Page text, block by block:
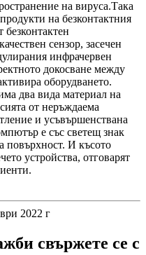
на вируса.Така
на безконтактния
сензор, засечен
инфрачервен
докосване между
оборудването.
два вида материал на
от неръждаема
и усъвършенствана
е със светещ знак
повърхност. И късото
устройства, отговарят
2022 г
свържете се с